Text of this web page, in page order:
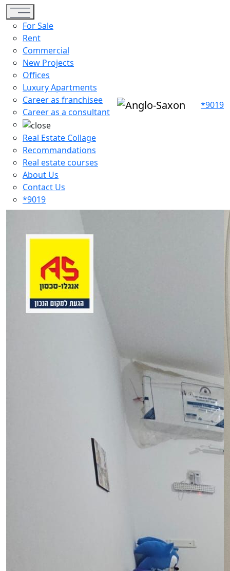
Toggle navigation
For Sale
Rent
Commercial
New Projects
Offices
Luxury Apartments
Career as franchisee
Career as a consultant
Real Estate Collage
Recommandations
Real estate courses
About Us
Contact Us
*9019
*9019